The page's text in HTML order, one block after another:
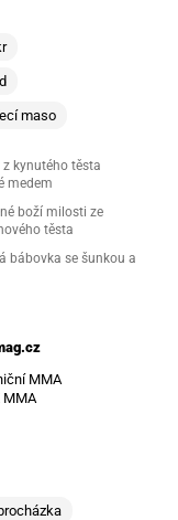
maso
z kynutého těsta
medem
boží milosti ze
těsta
bábovka se šunkou a
MMA
MMA